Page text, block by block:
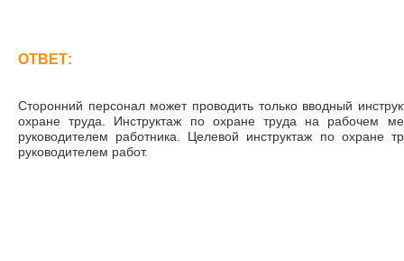
ОТВЕТ:
Сторонний персонал может проводить только вводный
охране труда. Инструктаж по охране труда на рабочем
руководителем работника. Целевой инструктаж по охране
руководителем работ.